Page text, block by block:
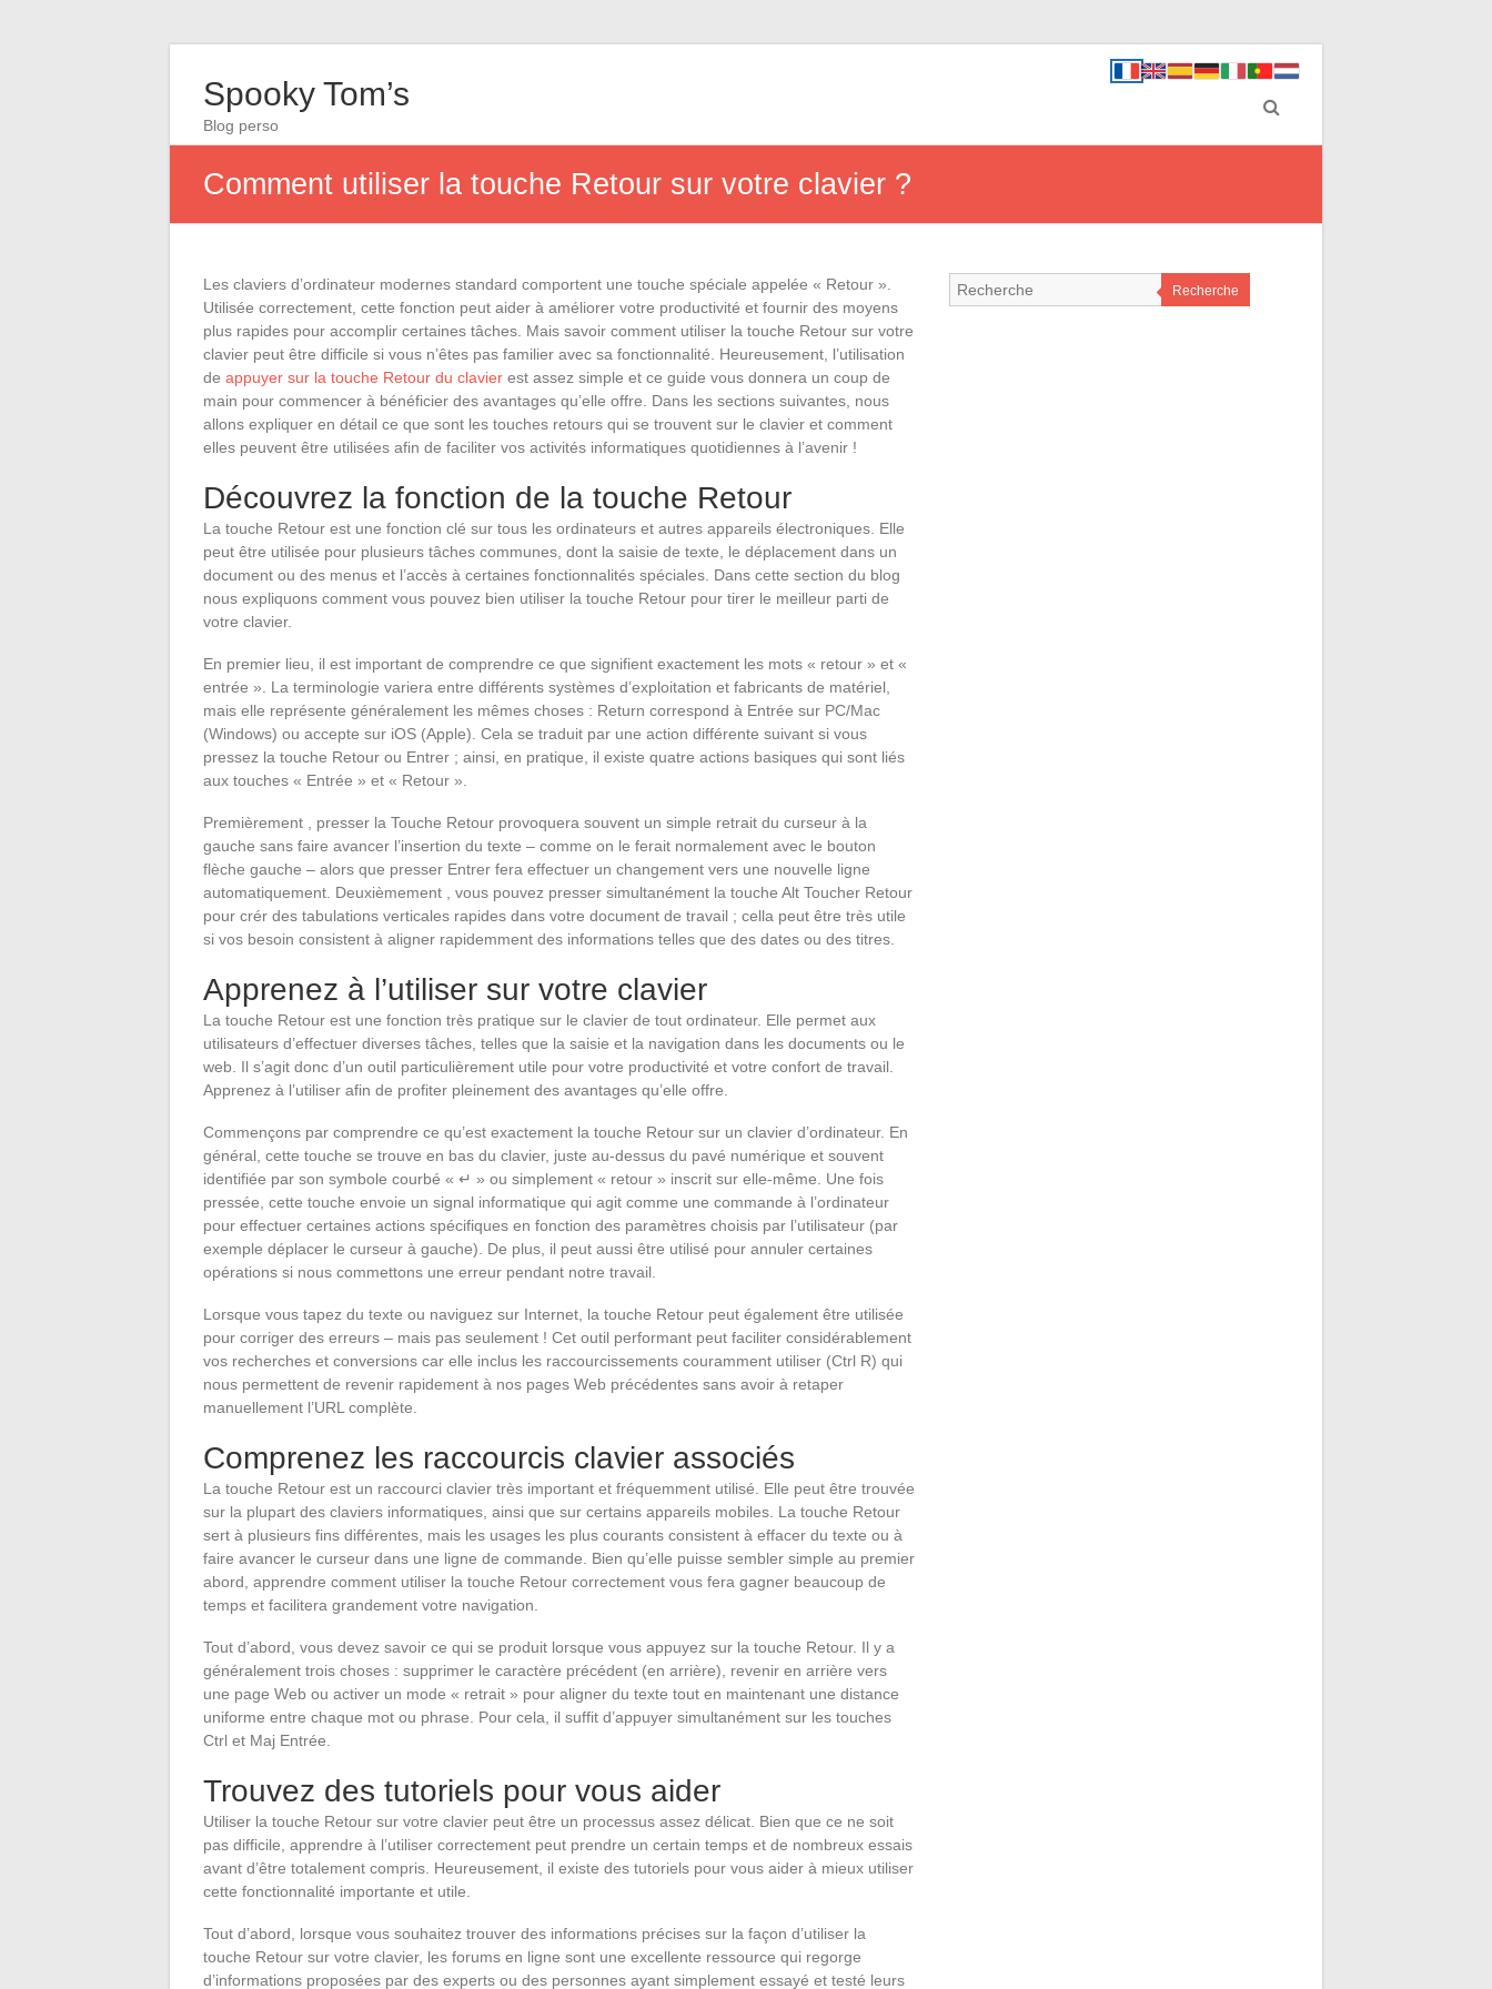
Spooky Tom’s
Blog perso
Comment utiliser la touche Retour sur votre clavier ?
Les claviers d’ordinateur modernes standard comportent une touche spéciale appelée « Retour ».
Utilisée correctement, cette fonction peut aider à améliorer votre productivité et fournir des moyens
plus rapides pour accomplir certaines tâches. Mais savoir comment utiliser la touche Retour sur votre
clavier peut être difficile si vous n’êtes pas familier avec sa fonctionnalité. Heureusement, l’utilisation
de appuyer sur la touche Retour du clavier est assez simple et ce guide vous donnera un coup de
main pour commencer à bénéficier des avantages qu’elle offre. Dans les sections suivantes, nous
allons expliquer en détail ce que sont les touches retours qui se trouvent sur le clavier et comment
elles peuvent être utilisées afin de faciliter vos activités informatiques quotidiennes à l’avenir !
Découvrez la fonction de la touche Retour
La touche Retour est une fonction clé sur tous les ordinateurs et autres appareils électroniques. Elle
peut être utilisée pour plusieurs tâches communes, dont la saisie de texte, le déplacement dans un
document ou des menus et l’accès à certaines fonctionnalités spéciales. Dans cette section du blog
nous expliquons comment vous pouvez bien utiliser la touche Retour pour tirer le meilleur parti de
votre clavier.
En premier lieu, il est important de comprendre ce que signifient exactement les mots « retour » et «
entrée ». La terminologie variera entre différents systèmes d’exploitation et fabricants de matériel,
mais elle représente généralement les mêmes choses : Return correspond à Entrée sur PC/Mac
(Windows) ou accepte sur iOS (Apple). Cela se traduit par une action différente suivant si vous
pressez la touche Retour ou Entrer ; ainsi, en pratique, il existe quatre actions basiques qui sont liés
aux touches « Entrée » et « Retour ».
Premièrement , presser la Touche Retour provoquera souvent un simple retrait du curseur à la
gauche sans faire avancer l’insertion du texte – comme on le ferait normalement avec le bouton
flèche gauche – alors que presser Entrer fera effectuer un changement vers une nouvelle ligne
automatiquement. Deuxièmement , vous pouvez presser simultanément la touche Alt Toucher Retour
pour crér des tabulations verticales rapides dans votre document de travail ; cella peut être très utile
si vos besoin consistent à aligner rapidemment des informations telles que des dates ou des titres.
Apprenez à l’utiliser sur votre clavier
La touche Retour est une fonction très pratique sur le clavier de tout ordinateur. Elle permet aux
utilisateurs d’effectuer diverses tâches, telles que la saisie et la navigation dans les documents ou le
web. Il s’agit donc d’un outil particulièrement utile pour votre productivité et votre confort de travail.
Apprenez à l’utiliser afin de profiter pleinement des avantages qu’elle offre.
Commençons par comprendre ce qu’est exactement la touche Retour sur un clavier d’ordinateur. En
général, cette touche se trouve en bas du clavier, juste au-dessus du pavé numérique et souvent
identifiée par son symbole courbé « ↵ » ou simplement « retour » inscrit sur elle-même. Une fois
pressée, cette touche envoie un signal informatique qui agit comme une commande à l’ordinateur
pour effectuer certaines actions spécifiques en fonction des paramètres choisis par l’utilisateur (par
exemple déplacer le curseur à gauche). De plus, il peut aussi être utilisé pour annuler certaines
opérations si nous commettons une erreur pendant notre travail.
Lorsque vous tapez du texte ou naviguez sur Internet, la touche Retour peut également être utilisée
pour corriger des erreurs – mais pas seulement ! Cet outil performant peut faciliter considérablement
vos recherches et conversions car elle inclus les raccourcissements couramment utiliser (Ctrl R) qui
nous permettent de revenir rapidement à nos pages Web précédentes sans avoir à retaper
manuellement l’URL complète.
Comprenez les raccourcis clavier associés
La touche Retour est un raccourci clavier très important et fréquemment utilisé. Elle peut être trouvée
sur la plupart des claviers informatiques, ainsi que sur certains appareils mobiles. La touche Retour
sert à plusieurs fins différentes, mais les usages les plus courants consistent à effacer du texte ou à
faire avancer le curseur dans une ligne de commande. Bien qu’elle puisse sembler simple au premier
abord, apprendre comment utiliser la touche Retour correctement vous fera gagner beaucoup de
temps et facilitera grandement votre navigation.
Tout d’abord, vous devez savoir ce qui se produit lorsque vous appuyez sur la touche Retour. Il y a
généralement trois choses : supprimer le caractère précédent (en arrière), revenir en arrière vers
une page Web ou activer un mode « retrait » pour aligner du texte tout en maintenant une distance
uniforme entre chaque mot ou phrase. Pour cela, il suffit d’appuyer simultanément sur les touches
Ctrl et Maj Entrée.
Trouvez des tutoriels pour vous aider
Utiliser la touche Retour sur votre clavier peut être un processus assez délicat. Bien que ce ne soit
pas difficile, apprendre à l’utiliser correctement peut prendre un certain temps et de nombreux essais
avant d’être totalement compris. Heureusement, il existe des tutoriels pour vous aider à mieux utiliser
cette fonctionnalité importante et utile.
Tout d’abord, lorsque vous souhaitez trouver des informations précises sur la façon d’utiliser la
touche Retour sur votre clavier, les forums en ligne sont une excellente ressource qui regorge
d’informations proposées par des experts ou des personnes ayant simplement essayé et testé leurs
Recherche